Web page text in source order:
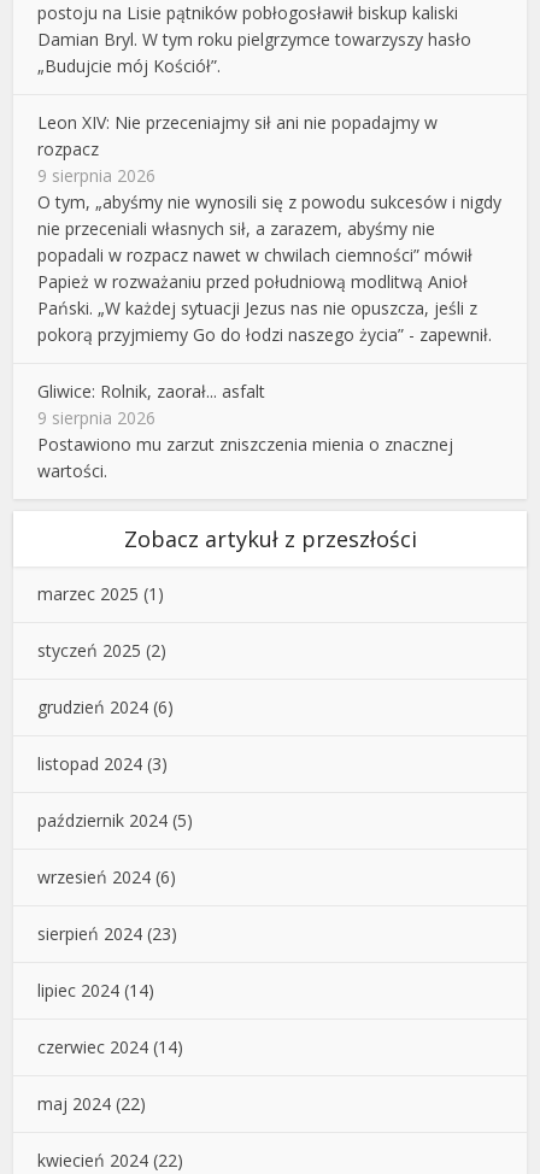
postoju na Lisie pątników pobłogosławił biskup kaliski
Damian Bryl. W tym roku pielgrzymce towarzyszy hasło
„Budujcie mój Kościół”.
Leon XIV: Nie przeceniajmy sił ani nie popadajmy w
rozpacz
9 sierpnia 2026
O tym, „abyśmy nie wynosili się z powodu sukcesów i nigdy
nie przeceniali własnych sił, a zarazem, abyśmy nie
popadali w rozpacz nawet w chwilach ciemności” mówił
Papież w rozważaniu przed południową modlitwą Anioł
Pański. „W każdej sytuacji Jezus nas nie opuszcza, jeśli z
pokorą przyjmiemy Go do łodzi naszego życia” - zapewnił.
Gliwice: Rolnik, zaorał... asfalt
9 sierpnia 2026
Postawiono mu zarzut zniszczenia mienia o znacznej
wartości.
Zobacz artykuł z przeszłości
marzec 2025 (1)
styczeń 2025 (2)
grudzień 2024 (6)
listopad 2024 (3)
październik 2024 (5)
wrzesień 2024 (6)
sierpień 2024 (23)
lipiec 2024 (14)
czerwiec 2024 (14)
maj 2024 (22)
kwiecień 2024 (22)